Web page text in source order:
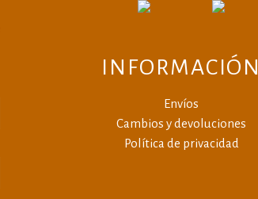
INFORMACIÓN
Envíos
Cambios y devoluciones
Política de privacidad